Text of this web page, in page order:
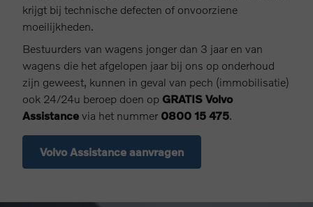
krijgt bij technische defecten of onvoorziene
moeilijkheden.
Bestuurders van wagens jonger dan 3 jaar en van
wagens die het afgelopen jaar bij ons op onderhoud
zijn geweest, kunnen in geval van pech (immobilisatie)
ook 24/24u beroep doen op GRATIS Volvo
Assistance via het nummer 0800 15 475
Volvo Assistance aanvragen